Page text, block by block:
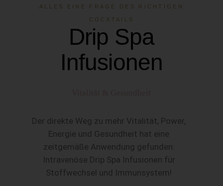
ALLES EINE FRAGE DES RICHTIGEN
COCKTAILS
Drip Spa
Infusionen
Der direkte Weg zu mehr Vitalität, Power,
Energie und Gesundheit hat eine
zeitgemäße Anwendung gefunden:
Intravenöse Drip Spa Infusionen für
Stoffwechsel und Immunsystem!